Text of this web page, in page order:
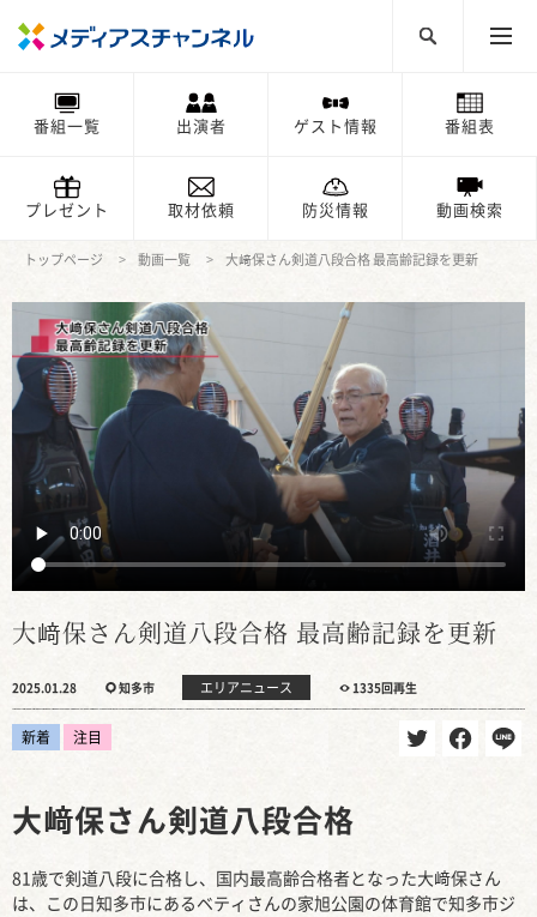
番組一覧 出演者 ゲスト情報 番組表
プレゼント 取材依頼 防災情報 動画検索
トップページ 動画一覧 大﨑保さん剣道八段合格 最高齢記録を更新
大﨑保さん剣道八段合格 最高齢記録を更新
2025.01.28 知多市 エリアニュース 1335回再生
新着 注目
大﨑保さん剣道八段合格
81歳で剣道八段に合格し、国内最高齢合格者となった大﨑保さん
は、この日知多市にあるベティさんの家旭公園の体育館で知多市ジ